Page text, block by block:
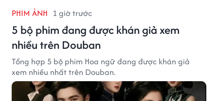
PHIM ẢNH 1 giờ trước
5 bộ phim đang được khán giả xem
nhiều trên Douban
Tổng hợp 5 bộ phim Hoa ngữ đang được khán giả
xem nhiều nhất trên Douban.